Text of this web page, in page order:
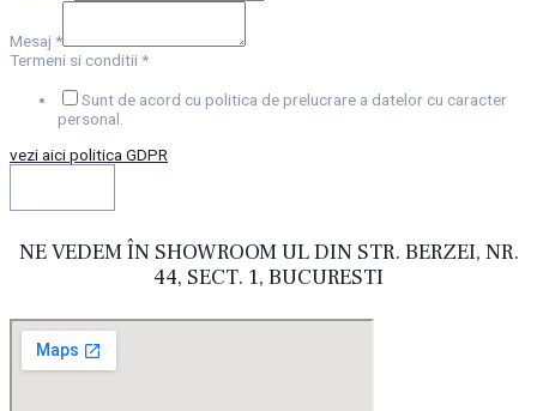
Mesaj *
Termeni si conditii*
Sunt de acord cu politica de prelucrare a datelor cu caracter
personal.
vezi aici politica GDPR
NE VEDEM ÎN SHOWROOM UL DIN STR. BERZEI, NR.
44, SECT. 1, BUCURESTI